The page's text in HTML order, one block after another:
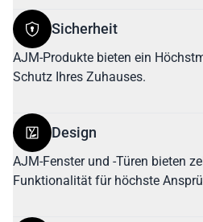
Sicherheit
AJM-Produkte bieten ein
Schutz Ihres Zuhauses.
Design
AJM-Fenster und -Türen bieten
Funktionalität für höchste